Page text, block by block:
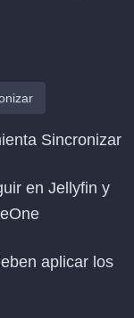
Sincronizar
en Jellyfin y
aplicar los